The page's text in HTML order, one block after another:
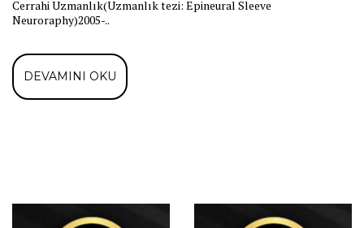
Cerrahi Uzmanlık(Uzmanlık tezi: Epineural Sleeve
Neuroraphy)2005-..
DEVAMINI OKU